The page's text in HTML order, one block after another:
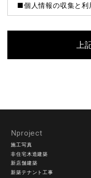
■個人情報の収集と利
個人情報の収集を行
当社は個人情報保護
■個人情報の第三者へ
当社は、ご提供いただ
いずれかに該当する場
示・提供いたしません
Nproject
施工写真
非住宅木造建築
新店舗建築
新築テナント工事